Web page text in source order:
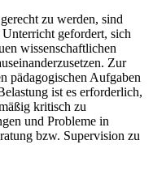
zu werden, sind
gefordert, sich
wissenschaftlichen
Zur
pädagogischen Aufgaben
ist es erforderlich,
kritisch zu
und Probleme in
bzw. Supervision zu